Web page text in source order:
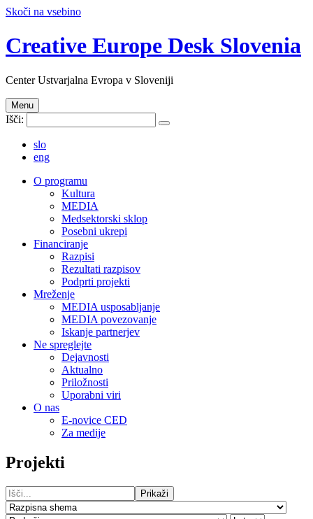
Skoči na vsebino
Creative Europe Desk Slovenia
Center Ustvarjalna Evropa v Sloveniji
Menu
Išči:
slo
eng
O programu
Kultura
MEDIA
Medsektorski sklop
Posebni ukrepi
Financiranje
Razpisi
Rezultati razpisov
Podprti projekti
Mreženje
MEDIA usposabljanje
MEDIA povezovanje
Iskanje partnerjev
Ne spreglejte
Dejavnosti
Aktualno
Priložnosti
Uporabni viri
O nas
E-novice CED
Za medije
Projekti
Prikaži